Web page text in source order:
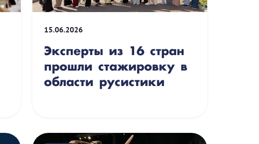
15.06.2026
Эксперты из 16 стран
прошли стажировку в
области русистики